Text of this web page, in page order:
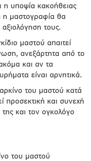
η υποψία κακοήθειας
η μαστογραφία θα
αξιολόγηση τους.
μαστού απαιτεί
ανεξάρτητα από το
και αν τα
είναι αρνητικά.
του μαστού κατά
προσεκτική και συνεχή
και τον ογκολόγο
του μαστού